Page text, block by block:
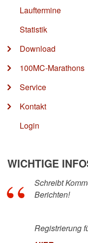
Lauftermine
Statistik
Download
100MC-Marathons
Service
Kontakt
Login
WICHTIGE
Schreibt
Berichten!
Registrierung